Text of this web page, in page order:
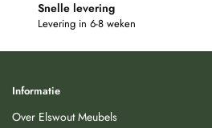
Snelle levering
Levering in 6-8 weken
Informatie
Over Elswout Meubels